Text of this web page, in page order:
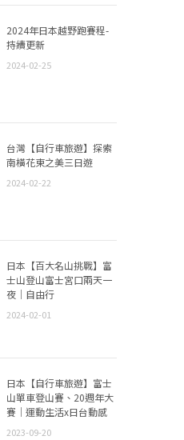
2024年日本越野跑賽程-
持續更新
2024-02-25
台灣【自行車旅遊】探索
南橫花東之美三日遊
2024-02-22
日本【百大名山挑戰】富
士山登山富士宮口兩天一
夜｜自由行
2024-02-01
日本【自行車旅遊】富士
山單車登山賽、20週年大
賽｜運動生活x日台動感
2023-09-20